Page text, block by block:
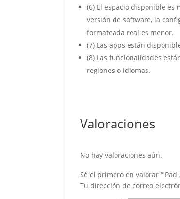
(6) El espacio disponible es
versión de software, la
formateada real es menor.
(7) Las apps están
(8) Las funcionalidades
regiones o idiomas.
Valoraciones
No hay valoraciones aún.
Sé el primero en valorar “iPad
Tu dirección de correo